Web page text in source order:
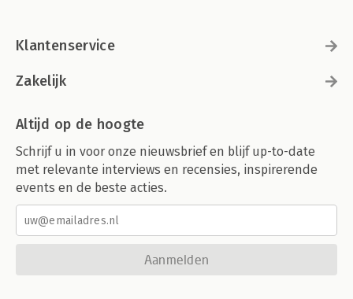
Klantenservice
Zakelijk
Altijd op de hoogte
Schrijf u in voor onze nieuwsbrief en blijf up-to-date
met relevante interviews en recensies, inspirerende
events en de beste acties.
Aanmelden